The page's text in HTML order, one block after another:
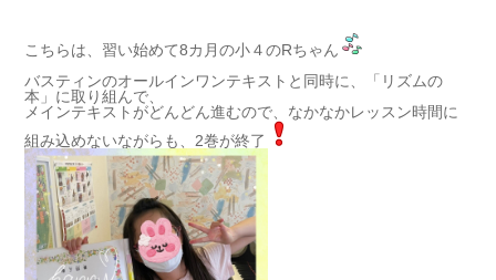
こちらは、習い始めて8カ月の小４のRちゃん
バスティンのオールインワンテキストと同時に、「リズムの
本」に取り組んで、
メインテキストがどんどん進むので、なかなかレッスン時間に
組み込めないながらも、2巻が終了